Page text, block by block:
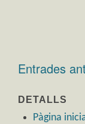
Entrades
DETALLS
Pàgina